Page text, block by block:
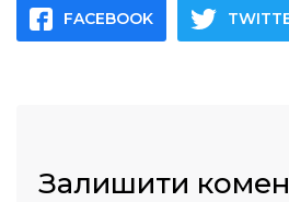
FACEBOOK
Залишити